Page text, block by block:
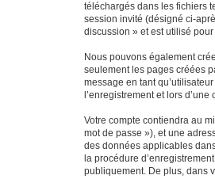
téléchargés dans les fichiers
session invité (désigné ci-
discussion » et est utilisé
Nous pouvons également
seulement les pages créées
message en tant
l’enregistrement et lors
Votre compte contiendra au
mot de passe »), et une
des données applicables
la procédure
publiquement. De plus, dans